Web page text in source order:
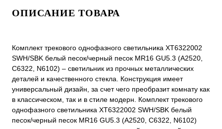
ОПИСАНИЕ ТОВАРА
Комплект трекового однофазного светильника XT6322002
SWH/SBK белый песок/черный песок MR16 GU5.3 (A2520,
C6322, N6102) – светильник из прочных металлических
деталей и качественного стекла. Конструкция имеет
универсальный дизайн, за счет чего преобразит комнату как
в классическом, так и в стиле модерн. Комплект трекового
однофазного светильника XT6322002 SWH/SBK белый
песок/черный песок MR16 GU5.3 (A2520, C6322, N6102)